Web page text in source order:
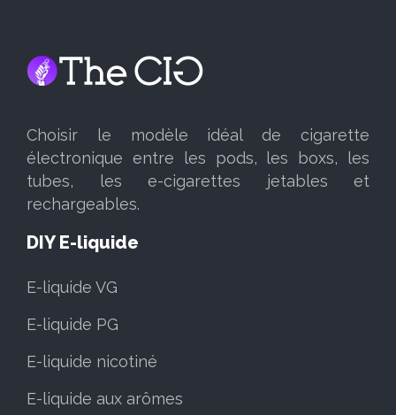
Choisir le modèle idéal de cigarette
électronique entre les pods, les boxs, les
tubes, les e-cigarettes jetables et
rechargeables.
DIY E-liquide
E-liquide VG
E-liquide PG
E-liquide nicotiné
E-liquide aux arômes